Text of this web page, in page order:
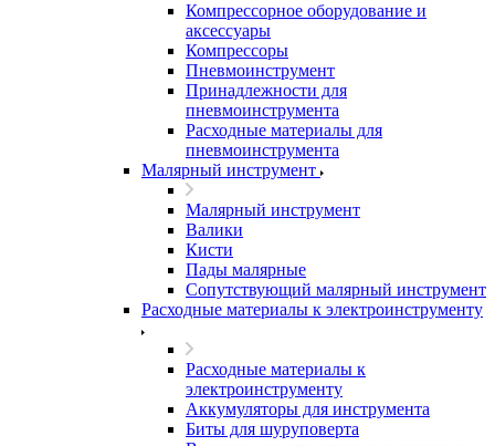
Компрессорное оборудование и
аксессуары
Компрессоры
Пневмоинструмент
Принадлежности для
пневмоинструмента
Расходные материалы для
пневмоинструмента
Малярный инструмент
Малярный инструмент
Валики
Кисти
Пады малярные
Сопутствующий малярный инструмент
Расходные материалы к электроинструменту
Расходные материалы к
электроинструменту
Аккумуляторы для инструмента
Биты для шуруповерта